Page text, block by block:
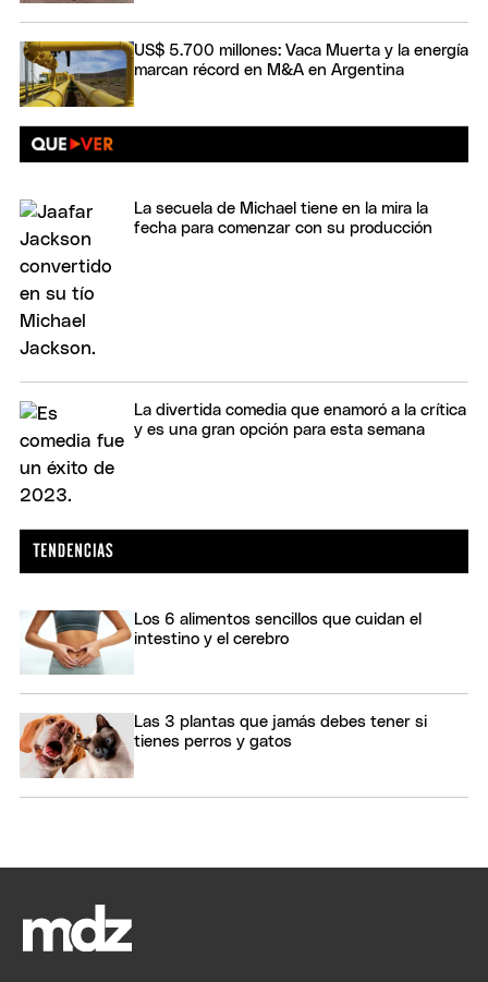
US$ 5.700 millones: Vaca Muerta y la energía
marcan récord en M&A en Argentina
La secuela de Michael tiene en la mira la
fecha para comenzar con su producción
La divertida comedia que enamoró a la crítica
y es una gran opción para esta semana
Los 6 alimentos sencillos que cuidan el
intestino y el cerebro
Las 3 plantas que jamás debes tener si
tienes perros y gatos